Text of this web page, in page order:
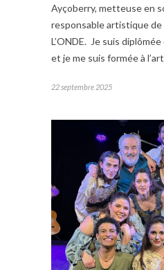
Ayçoberry, metteuse en
responsable artistique de
L’ONDE. Je suis
et je me suis formée à
22 septembre 2025